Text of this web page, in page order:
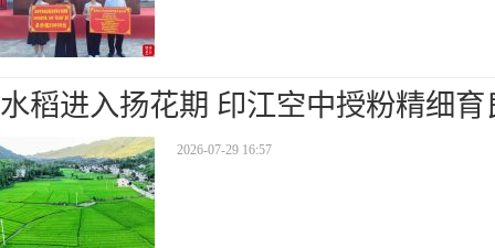
水稻进入扬花期 印江空中授粉精细育
2026-07-29 16:57